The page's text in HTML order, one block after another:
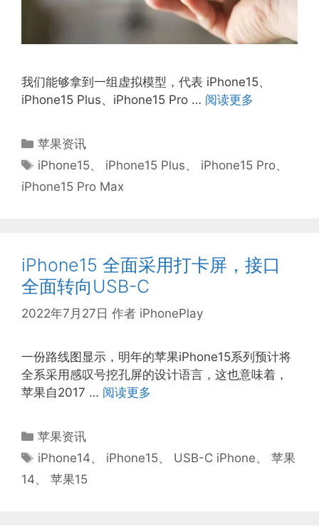
我们能够拿到一组虚拟模型，代表 ‌iPhone15‌、‌
iPhone15‌ Plus、iPhone15 Pro … 阅读更多
分
类
苹果资讯
标
iPhone15、 iPhone15‌ Plus、 iPhone15 Pro、
iPhone15 Pro‌ Max
iPhone15 全面采用打卡屏，接口
全面转向USB-C
2022年7月27日 作者 iPhonePlay
一份路线图显示，明年的苹果iPhone15系列预计将
全系采用感叹号挖孔屏的设计语言，这也意味着，
苹果自2017 … 阅读更多
分
类
苹果资讯
标
iPhone14、 iPhone15、 USB-C iPhone、苹果
14、 苹果15